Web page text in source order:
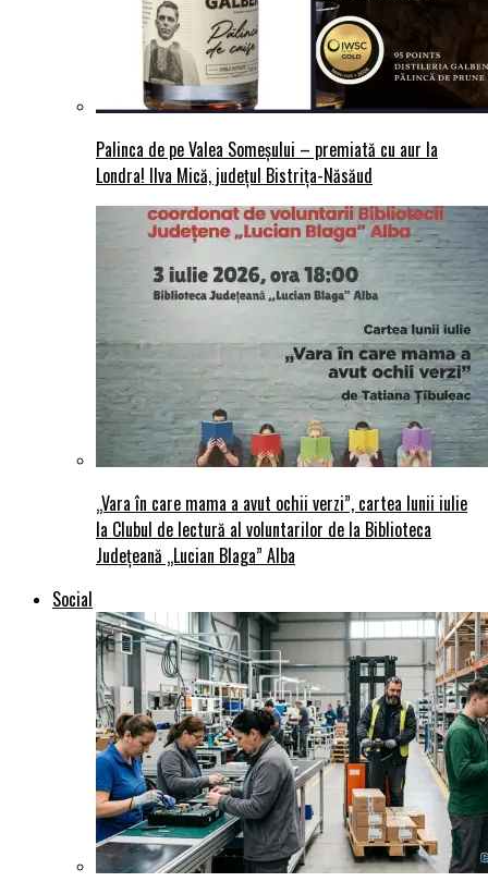
Palinca de pe Valea Someșului – premiată cu aur la
Londra! Ilva Mică, județul Bistrița-Năsăud
„Vara în care mama a avut ochii verzi”, cartea lunii iulie
la Clubul de lectură al voluntarilor de la Biblioteca
Județeană „Lucian Blaga” Alba
Social